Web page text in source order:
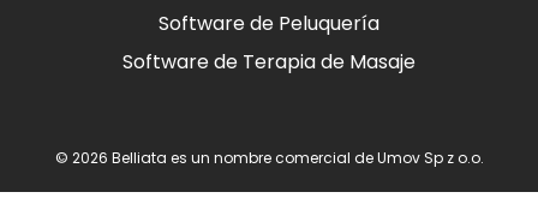
Software de Peluquería
Software de Terapia de Masaje
© 2026 Belliata es un nombre comercial de Umov Sp z o.o.